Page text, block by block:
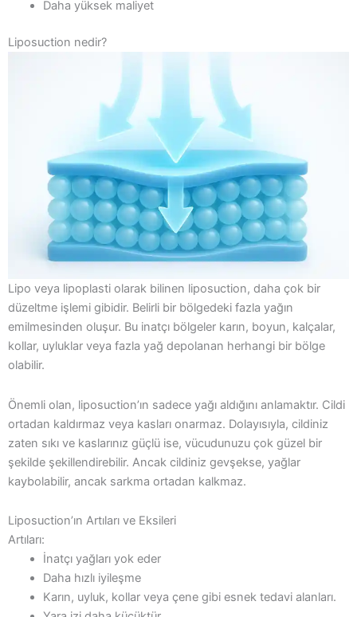
Daha yüksek maliyet
Liposuction nedir?
Lipo veya lipoplasti olarak bilinen liposuction, daha çok bir
düzeltme işlemi gibidir. Belirli bir bölgedeki fazla yağın
emilmesinden oluşur. Bu inatçı bölgeler karın, boyun, kalçalar,
kollar, uyluklar veya fazla yağ depolanan herhangi bir bölge
olabilir.
Önemli olan, liposuction’ın sadece yağı aldığını anlamaktır. Cildi
ortadan kaldırmaz veya kasları onarmaz. Dolayısıyla, cildiniz
zaten sıkı ve kaslarınız güçlü ise, vücudunuzu çok güzel bir
şekilde şekillendirebilir. Ancak cildiniz gevşekse, yağlar
kaybolabilir, ancak sarkma ortadan kalkmaz.
Liposuction’ın Artıları ve Eksileri
Artıları:
İnatçı yağları yok eder
Daha hızlı iyileşme
Karın, uyluk, kollar veya çene gibi esnek tedavi alanları.